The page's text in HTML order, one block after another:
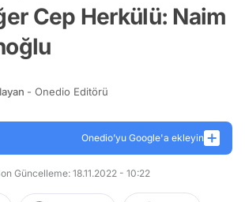
Cep Herkülü: Naim
- Onedio Editörü
Onedio’yu Google'a ekleyin
Güncelleme: 18.11.2022 - 10:22